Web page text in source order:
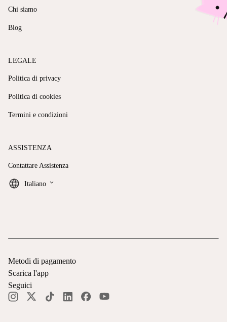
Chi siamo
Blog
LEGALE
Politica di privacy
Politica di cookies
Termini e condizioni
ASSISTENZA
Contattare Assistenza
Italiano keyboard_arrow_down
Metodi di pagamento
Scarica l'app
Seguici